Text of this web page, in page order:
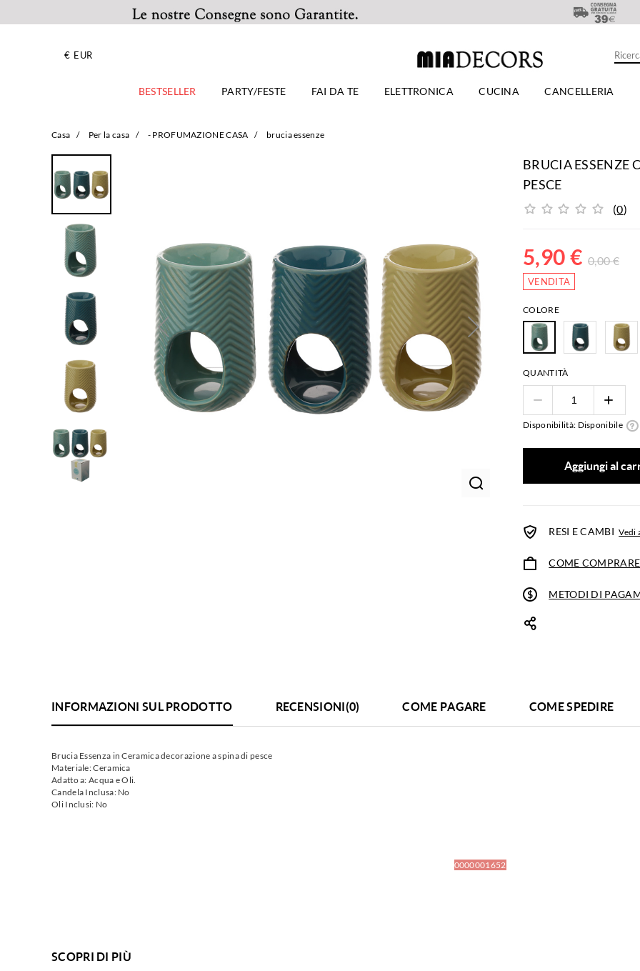
€ EUR
BESTSELLER PARTY/FESTE FAI DA TE ELETTRONICA CUCINA CANCELLERIA
Casa / Per la casa / - PROFUMAZIONE CASA / brucia essenze
BRUCIA ESSENZE
PESCE
(0)
5,90€ 0,00€
VENDITA
COLORE
QUANTITÀ
Disponibilità: Disponibile
Aggiungi al
RESI E CAMBI Vedi
COME COMPRARE
METODI DI
INFORMAZIONI SUL PRODOTTO RECENSIONI(0) COME PAGARE COME SPEDIRE
Brucia Essenza in Ceramica decorazione a spina di pesce
Materiale: Ceramica
Adatto a: Acqua e Oli.
Candela Inclusa: No
Oli Inclusi: No
0000001652
SCOPRI DI PIÙ